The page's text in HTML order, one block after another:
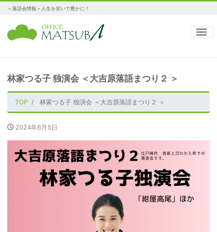
＜落語会情報＞人生を笑いで豊かに！
ナ
林家つる子 独演会 ＜大吉原落語まつり２ ＞
TOP 林家つる子 独演会 ＜大吉原落語まつり２ ＞
2024年6月5日